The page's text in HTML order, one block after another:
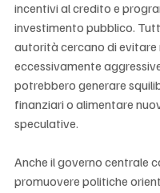
incentivi al credito e
investimento pubblico.
autorità cercano di evitare
eccessivamente
potrebbero generare
finanziari o alimentare
speculative.
Anche il governo centrale
promuovere politiche